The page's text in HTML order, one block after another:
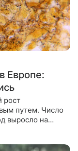
Европе:
рост
путем. Число
выросло на